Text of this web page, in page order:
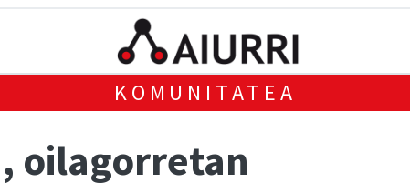
KOMUNITATEA
oilagorretan